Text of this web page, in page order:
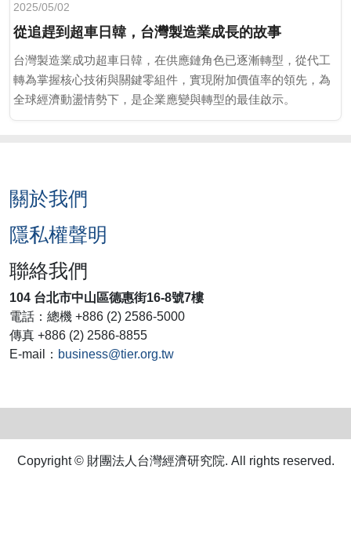
2025/05/02
從追趕到超車日韓，台灣製造業成長的故事
台灣製造業成功超車日韓，在供應鏈角色已逐漸轉型，從代工
轉為掌握核心技術與關鍵零組件，實現附加價值率的領先，為
全球經濟動盪情勢下，是企業應變與轉型的最佳啟示。
關於我們
隱私權聲明
聯絡我們
104 台北市中山區德惠街16-8號7樓
電話：總機 +886 (2) 2586-5000
傳真 +886 (2) 2586-8855
E-mail： business@tier.org.tw
Copyright © 財團法人台灣經濟研究院. All rights reserved.